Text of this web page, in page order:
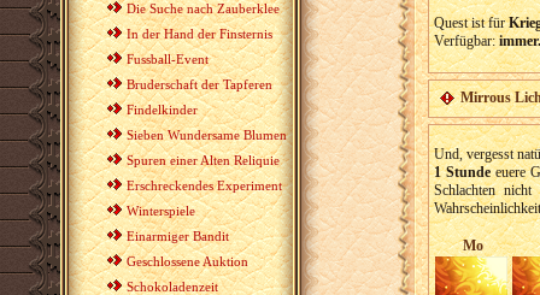
Die Suche nach Zauberklee
In der Hand der Finsternis
Fussball-Event
Bruderschaft der Tapferen
Findelkinder
Sieben Wundersame Blumen
Spuren einer Alten Reliquie
Erschreckendes Experiment
Winterspiele
Einarmiger Bandit
Geschlossene Auktion
Schokoladenzeit
Quest ist für
Verfügbar:immer.
Mirrous
Und, vergesst
1 Stundeeuere
Schlachten
Mo